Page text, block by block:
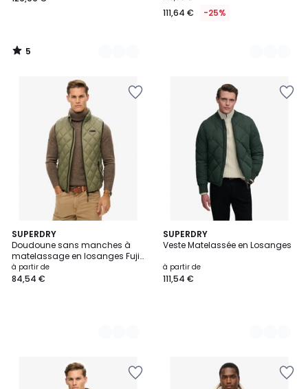
5
/
111,64 € -25%
SUPERDRY
Doudoune sans manches à
matelassage en losanges Fuji
Lite
à partir de
84,54 €
2
Couleurs
SUPERDRY
Veste Matelassée en Losanges
à partir de
111,54 €
2
Couleurs